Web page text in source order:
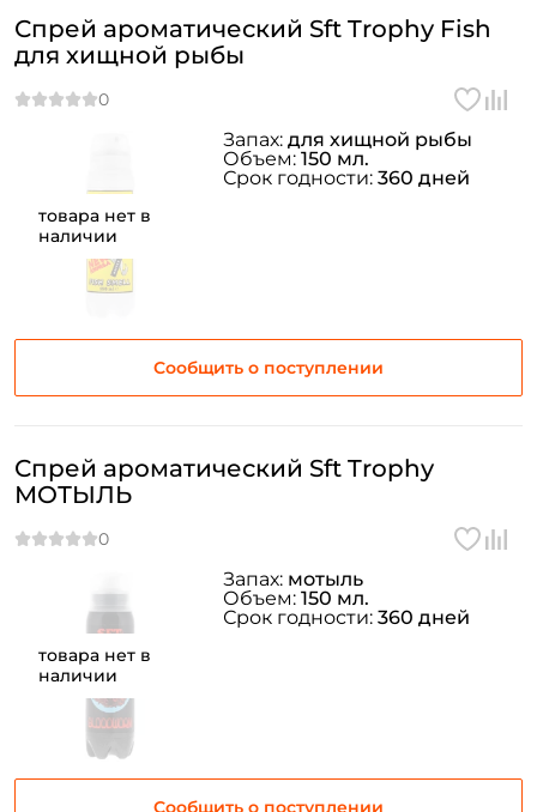
товара нет в
наличии
Спрей ароматический Sft Trophy Fish
для хищной рыбы
Сообщить о поступлении
Запах: для хищной рыбы
Объем: 150 мл.
Срок годности: 360 дней
товара нет в
наличии
Спрей ароматический Sft Trophy
МОТЫЛЬ
Сообщить о поступлении
Запах: мотыль
Объем: 150 мл.
Срок годности: 360 дней